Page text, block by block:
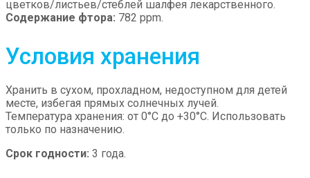
цветков/листьев/стеблей шалфея лекарственного.
Содержание фтора: 782 ppm.
Условия хранения
Хранить в сухом, прохладном, недоступном для детей
месте, избегая прямых солнечных лучей.
Температура хранения: от 0°C до +30°C. Использовать
только по назначению.
Срок годности: 3 года.